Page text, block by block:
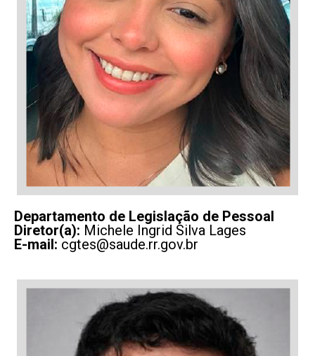
Departamento de Legislação de Pessoal
Diretor(a): Michele Ingrid Silva Lages
E-mail: cgtes@saude.rr.gov.br